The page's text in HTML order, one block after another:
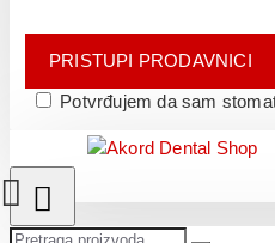
PRISTUPI PRODAVNICI
Potvrđujem da sam